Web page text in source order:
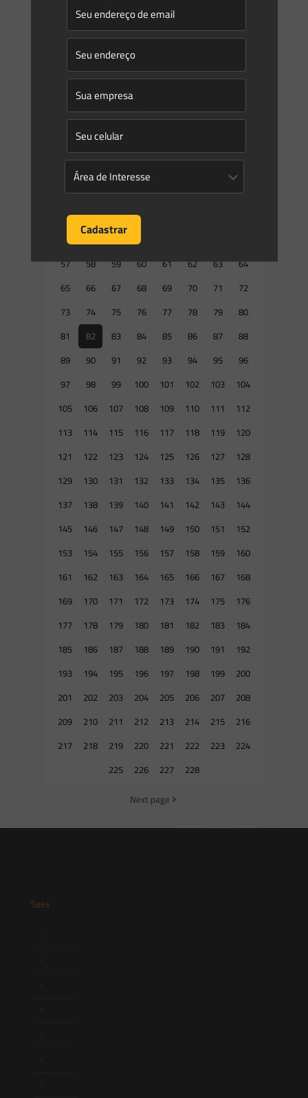
2 3
9
10 11 12 13 14 15
16
18 19
33
34 35 36 37 38 39
40
41
42 43 44
49
52
57
58 59 60 61 62 63
64
65
66 67 68 69 70 71
72
73
74 75 76 77 78 79
80
81
82 83 84 85 86 87
88
89
90 91 92 93 94 95
96
97
98 99 100 101 102 103
104
105
106 107 108 109 110 111
112
113
114 115 116 117 118 119
120
121
122 123 124 125 126 127
128
129
130 131 132 133 134 135
136
137
138 139 140 141 142 143
144
145
146 147 148 149 150 151
152
153
154 155 156 157 158 159
160
161
162 163 164 165 166 167
168
169
170 171 172 173 174 175
176
177
178 179 180 181 182 183
184
185
186 187 188 189 190 191
192
193
194 195 196 197 198 199
200
201
202 203 204 205 206 207
208
209
210 211 212 213 214 215
216
217
218 219 220 221 222 223
224
225
226 227 228
Next page
Saes